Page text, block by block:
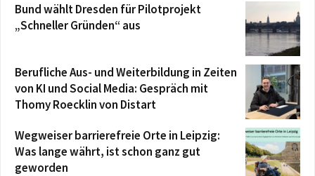
Bund wählt Dresden für Pilotprojekt
„Schneller Gründen“ aus
Berufliche Aus- und Weiterbildung in Zeiten
von KI und Social Media: Gespräch mit
Thomy Roecklin von Distart
Wegweiser barrierefreie Orte in Leipzig:
Was lange währt, ist schon ganz gut
geworden